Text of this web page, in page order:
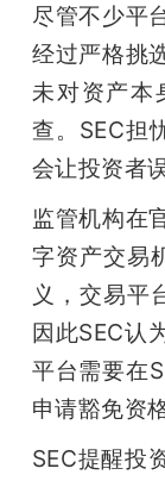
GAIR
题
爱
搞
机
尽管不少平
经过严格挑
未对资产本
查。SEC担
会让投资者
监管机构在
字资产交易
义，交易平
因此SEC认
平台需要在
申请豁免资格
SEC提醒投